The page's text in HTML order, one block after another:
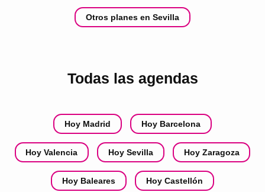
Otros planes en Sevilla
Todas las agendas
Hoy Madrid Hoy Barcelona
Hoy Valencia Hoy Sevilla Hoy Zaragoza
Hoy Baleares Hoy Castellón